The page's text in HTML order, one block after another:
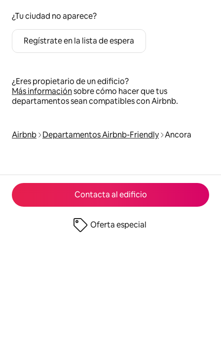
Contacta al edificio
Oferta especial
¿Tu ciudad no aparece?
Regístrate en la lista de espera
¿Eres propietario de un edificio?
Más informaciónsobre cómo hacer que tus
departamentos sean compatibles con Airbnb.
Airbnb Departamentos Airbnb-Friendly Ancora